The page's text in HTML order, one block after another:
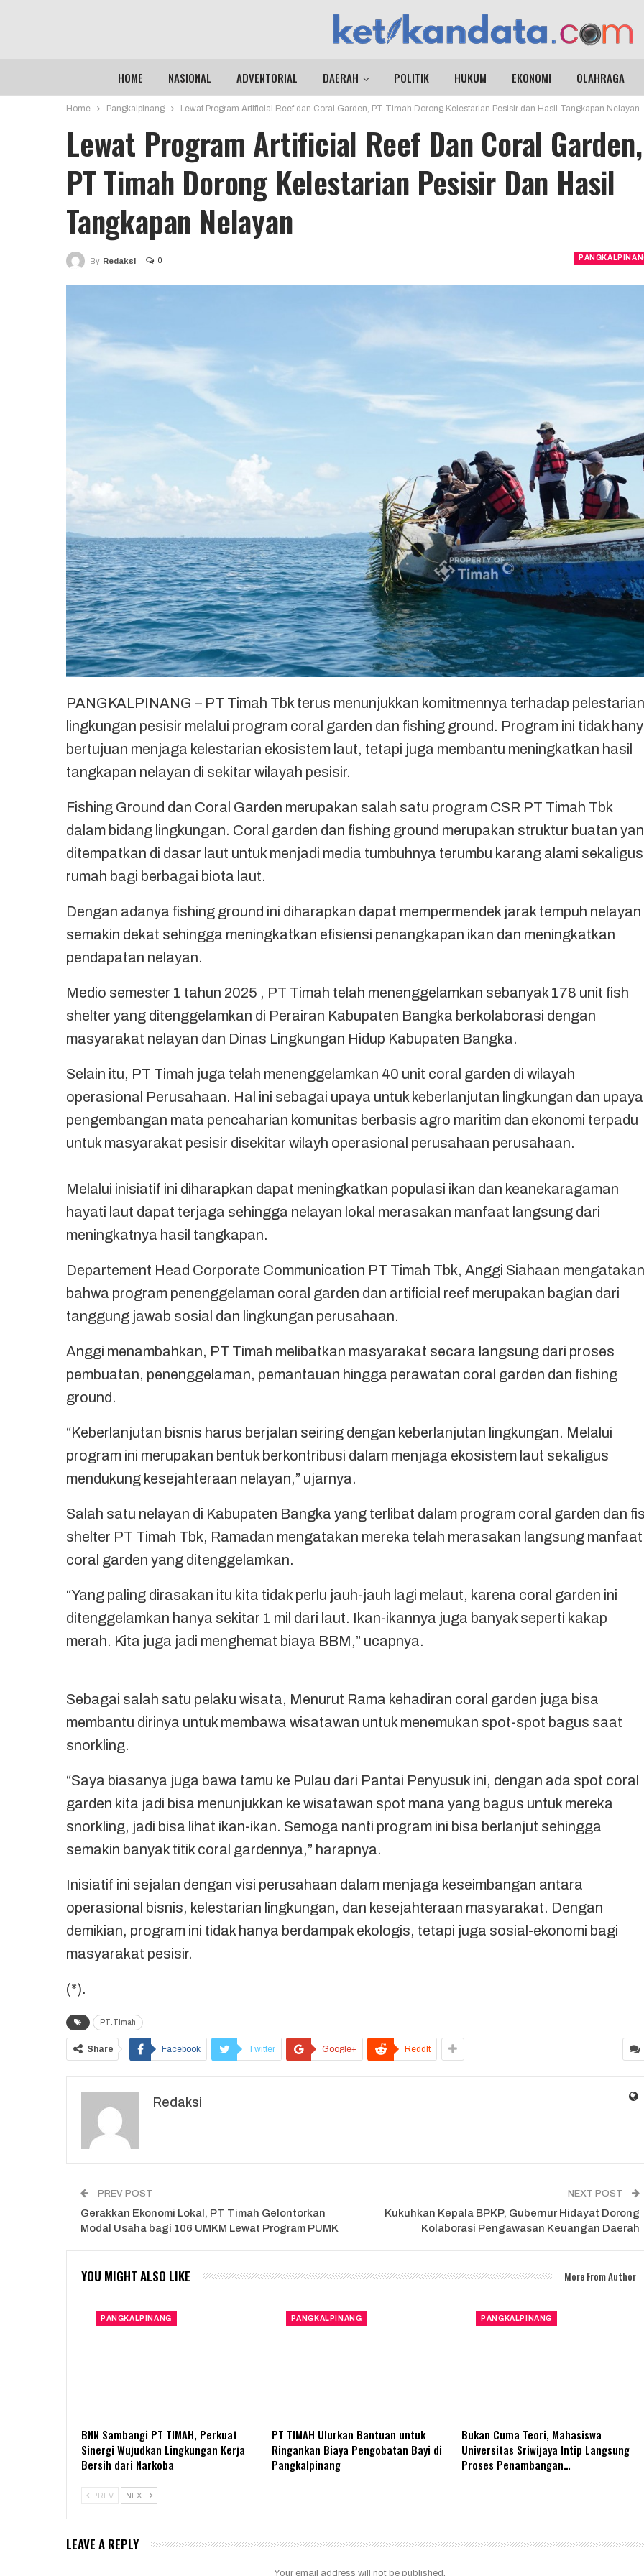
HOME NASIONAL ADVENTORIAL DAERAH POLITIK HUKUM EKONOMI OLAHRAGA
Home Pangkalpinang Lewat Program Artificial Reef dan Coral Garden, PT Timah Dorong Kelestarian Pesisir dan Hasil Tangkapan Nelayan
Lewat Program Artificial Reef Dan Coral Garden,
PT Timah Dorong Kelestarian Pesisir Dan Hasil
Tangkapan Nelayan
By Redaksi 0
PANGKALPINANG – PT Timah Tbk terus menunjukkan komitmennya terhadap pelestarian
lingkungan pesisir melalui program coral garden dan fishing ground. Program ini tidak
bertujuan menjaga kelestarian ekosistem laut, tetapi juga membantu meningkatkan hasil
tangkapan nelayan di sekitar wilayah pesisir.
Fishing Ground dan Coral Garden merupakan salah satu program CSR PT Timah Tbk
dalam bidang lingkungan. Coral garden dan fishing ground merupakan struktur buatan
ditempatkan di dasar laut untuk menjadi media tumbuhnya terumbu karang alami sekaligus
rumah bagi berbagai biota laut.
Dengan adanya fishing ground ini diharapkan dapat mempermendek jarak tempuh nelayan
semakin dekat sehingga meningkatkan efisiensi penangkapan ikan dan meningkatkan
pendapatan nelayan.
Medio semester 1 tahun 2025 , PT Timah telah menenggelamkan sebanyak 178 unit fish
shelter yang ditenggelamkan di Perairan Kabupaten Bangka berkolaborasi dengan
masyarakat nelayan dan Dinas Lingkungan Hidup Kabupaten Bangka.
Selain itu, PT Timah juga telah menenggelamkan 40 unit coral garden di wilayah
operasional Perusahaan. Hal ini sebagai upaya untuk keberlanjutan lingkungan dan upaya
pengembangan mata pencaharian komunitas berbasis agro maritim dan ekonomi terpadu
untuk masyarakat pesisir disekitar wilayh operasional perusahaan perusahaan.
Melalui inisiatif ini diharapkan dapat meningkatkan populasi ikan dan keanekaragaman
hayati laut dapat terjaga sehingga nelayan lokal merasakan manfaat langsung dari
meningkatnya hasil tangkapan.
Departement Head Corporate Communication PT Timah Tbk, Anggi Siahaan mengatakan
bahwa program penenggelaman coral garden dan artificial reef merupakan bagian dari
tanggung jawab sosial dan lingkungan perusahaan.
Anggi menambahkan, PT Timah melibatkan masyarakat secara langsung dari proses
pembuatan, penenggelaman, pemantauan hingga perawatan coral garden dan fishing
ground.
“Keberlanjutan bisnis harus berjalan seiring dengan keberlanjutan lingkungan. Melalui
program ini merupakan bentuk berkontribusi dalam menjaga ekosistem laut sekaligus
mendukung kesejahteraan nelayan,” ujarnya.
Salah satu nelayan di Kabupaten Bangka yang terlibat dalam program coral garden dan
shelter PT Timah Tbk, Ramadan mengatakan mereka telah merasakan langsung manfaat
coral garden yang ditenggelamkan.
“Yang paling dirasakan itu kita tidak perlu jauh-jauh lagi melaut, karena coral garden ini
ditenggelamkan hanya sekitar 1 mil dari laut. Ikan-ikannya juga banyak seperti kakap
merah. Kita juga jadi menghemat biaya BBM,” ucapnya.
Sebagai salah satu pelaku wisata, Menurut Rama kehadiran coral garden juga bisa
membantu dirinya untuk membawa wisatawan untuk menemukan spot-spot bagus saat
snorkling.
“Saya biasanya juga bawa tamu ke Pulau dari Pantai Penyusuk ini, dengan ada spot coral
garden kita jadi bisa menunjukkan ke wisatawan spot mana yang bagus untuk mereka
snorkling, jadi bisa lihat ikan-ikan. Semoga nanti program ini bisa berlanjut sehingga
semakin banyak titik coral gardennya,” harapnya.
Inisiatif ini sejalan dengan visi perusahaan dalam menjaga keseimbangan antara
operasional bisnis, kelestarian lingkungan, dan kesejahteraan masyarakat. Dengan
demikian, program ini tidak hanya berdampak ekologis, tetapi juga sosial-ekonomi bagi
masyarakat pesisir.
(*).
PT.Timah
Share Facebook Twitter Google+ ReddIt
Redaksi
PREV POST
Gerakkan Ekonomi Lokal, PT Timah Gelontorkan
Modal Usaha bagi 106 UMKM Lewat Program PUMK
NEXT POST
Kukuhkan Kepala BPKP, Gubernur Hidayat Dorong
Kolaborasi Pengawasan Keuangan Daerah
YOU MIGHT ALSO LIKE More From Author
PANGKALPINANG
BNN Sambangi PT TIMAH, Perkuat
Sinergi Wujudkan Lingkungan Kerja
Bersih dari Narkoba
PANGKALPINANG
PT TIMAH Ulurkan Bantuan untuk
Ringankan Biaya Pengobatan Bayi di
Pangkalpinang
PANGKALPINANG
Bukan Cuma Teori, Mahasiswa
Universitas Sriwijaya Intip Langsung
Proses Penambangan…
PREV NEXT
LEAVE A REPLY
Your email address will not be published.